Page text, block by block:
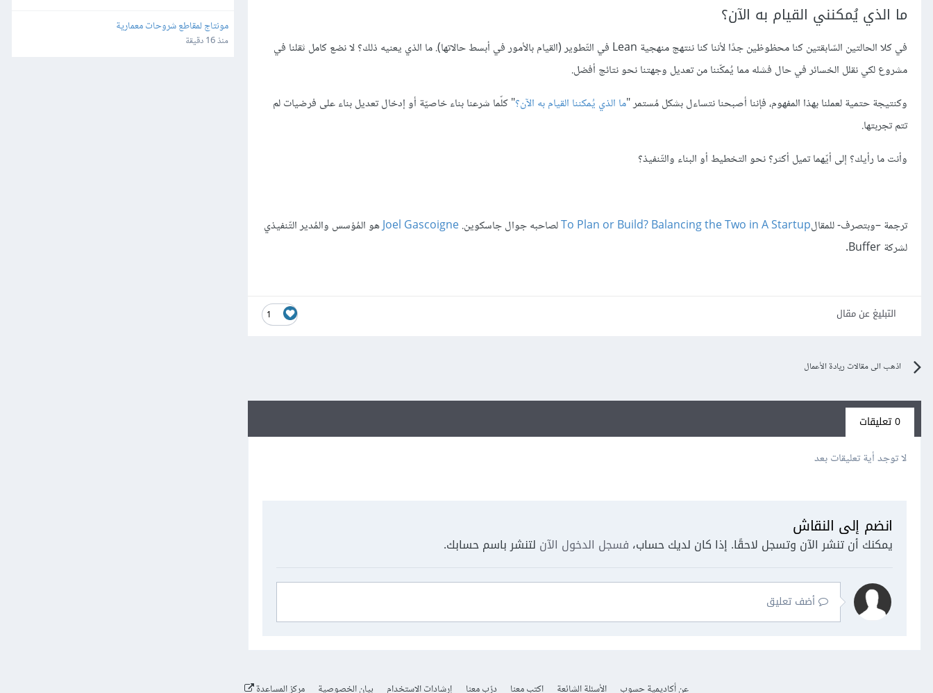
ما الذي يُمكنني القيام به الآن؟
في كلا الحالتين السّابقتين كنا محظوظين جدًا لأننا كنا ننتهج منهجية Lean في التّطوير (القيام بالأمور في أبسط حالاتها). ما الذي يعنيه ذلك؟ لا نضع كامل ثقلنا في
مشروع لكي نقلل الخسائر في حال فشله مما يُمكّننا من تعديل وجهتنا نحو نتائج أفضل.
وكنتيجة حتمية لعملنا بهذا المفهوم، فإننا أصبحنا نتساءل بشكل مُستمر "ما الذي يُمكننا القيام به الآن؟" كلّما شرعنا بناء خاصيّة أو إدخال تعديل بناء على فرضيات لم
تتم تجربتها.
وأنت ما رأيك؟ إلى أيّهما تميل أكثر؟ نحو التخطيط أو البناء والتّنفيذ؟
ترجمة –وبتصرف- للمقالTo Plan or Build? Balancing the Two in A Startupلصاحبه جوال جاسكوين.Joel Gascoigneهو المُؤسس والمُدير التّنفيذي
لشركة Buffer.
1 التبليغ عن مقال
اذهب الى مقالات ريادة الأعمال
0 تعليقات
لا توجد أية تعليقات بعد
انضم إلى النقاش
يمكنك أن تنشر الآن وتسجل لاحقًا. إذا كان لديك حساب، فسجل الدخول الآن لتنشر باسم حسابك.
أضف تعليق
مونتاج لمقاطع شروحات معمارية
منذ 16 دقيقة
عن أكاديمية حسوب الأسئلة الشائعة اكتب معنا درّب معنا إرشادات الاستخدام بيان الخصوصية مركز المساعدة